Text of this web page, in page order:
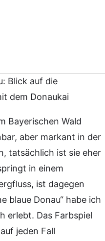
Blick auf die
dem Donaukai
Bayerischen Wald
aber markant in der
tatsächlich ist sie eher
in einem
ist dagegen
blaue Donau“ habe ich
erlebt. Das Farbspiel
jeden Fall